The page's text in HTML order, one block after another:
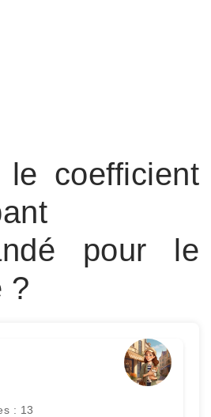
coefficient
pour le
?
: 13